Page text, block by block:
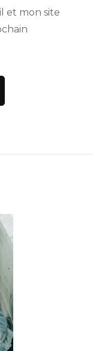
et mon site